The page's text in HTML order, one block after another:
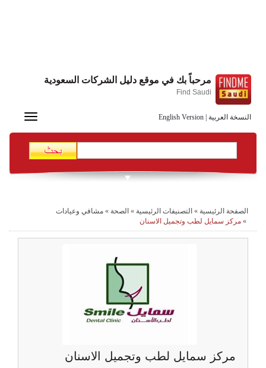
النسخة العربية English Version
مرحباً بك في موقع دليل الشركات السعودية
Find Saudi
Toggle
الصفحة الرئيسية » التصنيفات الرئيسية » الصحة » مشافي وعيادات
» مركز سمايل لطب وتجميل الاسنان
مركز سمايل لطب وتجميل الاسنان